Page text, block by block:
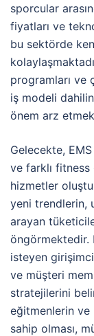
sporcular
fiyatları ve
bu sektörde
programları ve
iş modeli
önem arz
Gelecekte,
ve farklı
hizmetler
yeni trendlerin,
arayan
öngörmektedir.
isteyen
ve müşteri
stratejilerini
eğitmenlerin
sahip olması,